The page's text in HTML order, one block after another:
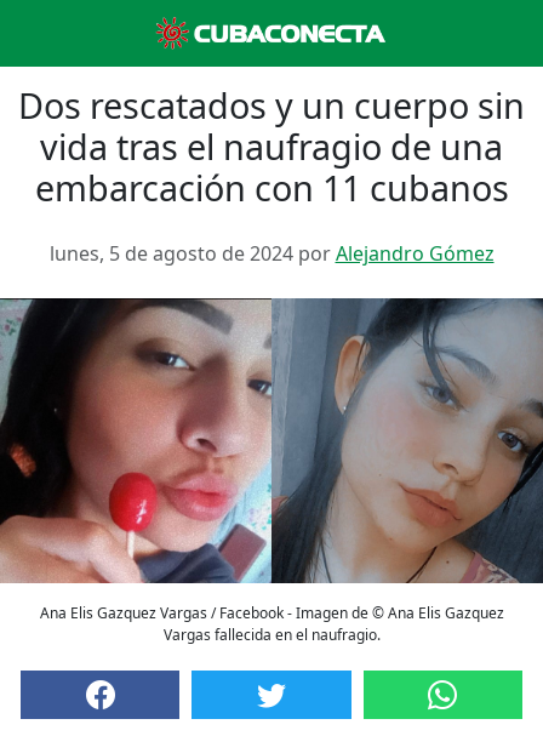
Dos rescatados y un cuerpo sin
vida tras el naufragio de una
embarcación con 11 cubanos
lunes, 5 de agosto de 2024 porAlejandro Gómez
Ana Elis Gazquez Vargas / Facebook - Imagen de © Ana Elis Gazquez
Vargas fallecida en el naufragio.